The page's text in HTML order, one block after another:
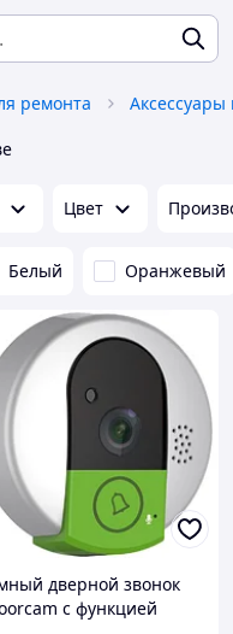
ремонта
Цвет
Белый Оранжевый
дверной звонок
с функцией